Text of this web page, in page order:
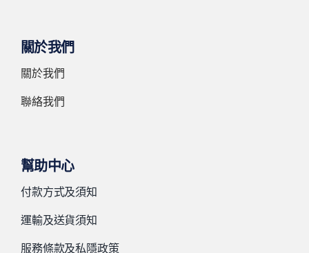
關於我們
關於我們
聯絡我們
幫助中心
付款方式及須知
運輸及送貨須知
服務條款及私隱政策